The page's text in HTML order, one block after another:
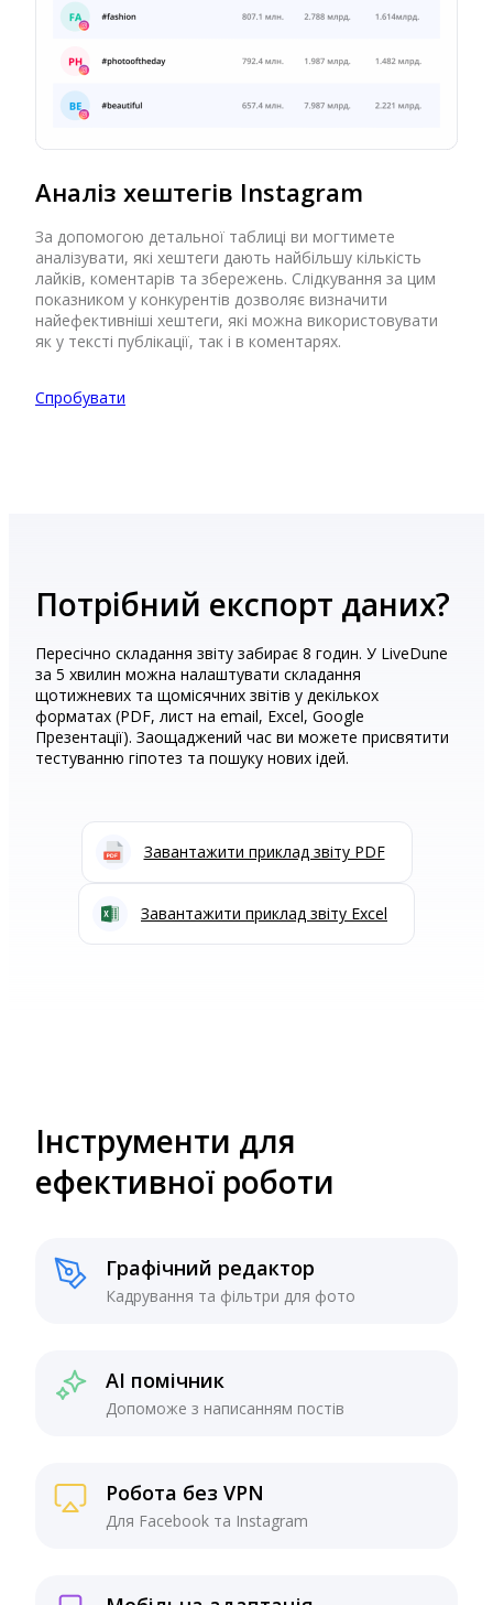
Аналіз хештегів Instagram
За допомогою детальної таблиці ви могтимете
аналізувати, які хештеги дають найбільшу кількість
лайків, коментарів та збережень. Слідкування за цим
показником у конкурентів дозволяє визначити
найефективніші хештеги, які можна використовувати
як у тексті публікації, так і в коментарях.
Спробувати
Потрібний експорт даних?
Пересічно складання звіту забирає 8 годин. У LiveDune
за 5 хвилин можна налаштувати складання
щотижневих та щомісячних звітів у декількох
форматах (PDF, лист на email, Excel, Google
Презентації). Заощаджений час ви можете присвятити
тестуванню гіпотез та пошуку нових ідей.
Завантажити приклад звіту PDF
Завантажити приклад звіту Excel
Інструменти для
ефективної роботи
Графічний редактор
Кадрування та фільтри для фото
AI помічник
Допоможе з написанням постів
Робота без VPN
Для Facebook та Instagram